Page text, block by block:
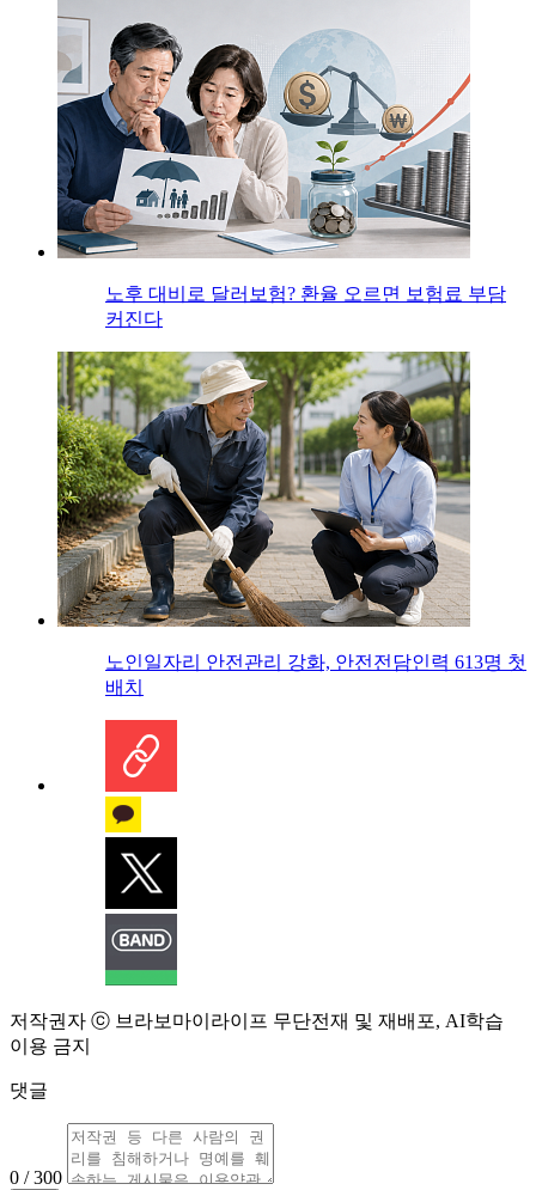
노후 대비로 달러보험? 환율 오르면 보험료 부담
커진다
노인일자리 안전관리 강화, 안전전담인력 613명 첫
배치
저작권자 ⓒ 브라보마이라이프 무단전재 및 재배포, AI학습
이용 금지
댓글
0 / 300